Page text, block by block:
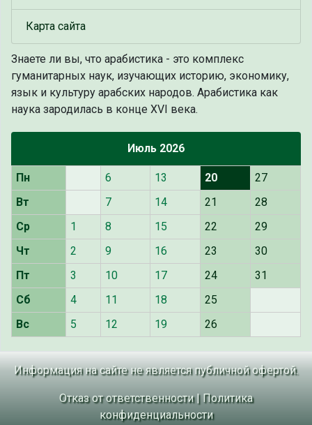
Карта сайта
Знаете ли вы, что арабистика - это комплекс
гуманитарных наук, изучающих историю, экономику,
язык и культуру арабских народов. Арабистика как
наука зародилась в конце XVI века.
Июль 2026
Пн 6 13 20
27
Вт
7 14 21
28
Ср
1 8 15 22
29
Чт
2 9 16 23
30
Пт
3 10 17 24
31
Сб
4 11 18
25
Вс
5 12 19 26
Информация на сайте не является публичной офертой.
Отказ от ответственности| Политика
конфиденциальности